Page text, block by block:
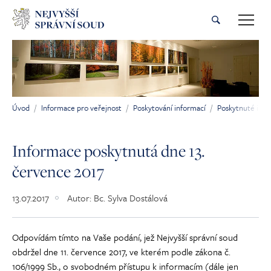
Přeskočit na hlavní obsah
Jsi tady:
Úvod Informace pro veřejnost Poskytování informací Poskytnuté
Informace poskytnutá dne 13.
července 2017
13.07.2017 Autor: Bc. Sylva Dostálová
Odpovídám tímto na Vaše podání, jež Nejvyšší správní soud
obdržel dne 11. července 2017, ve kterém podle zákona č.
106/1999 Sb., o svobodném přístupu k informacím (dále jen